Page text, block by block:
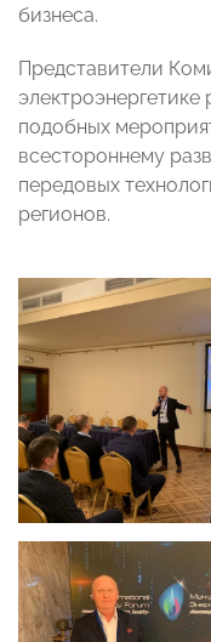
бизнеса.
Представители
подобных
всестороннему
передовых
регионов.